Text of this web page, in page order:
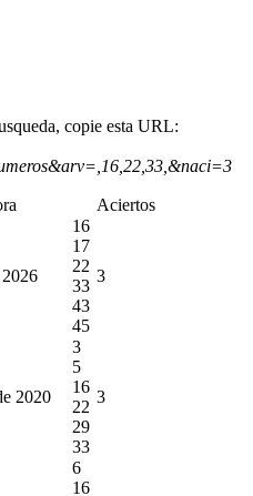
copie esta URL:
Aciertos
16
17
22
33
43
45
3
2020
3
5
16
22
29
33
3
6
16